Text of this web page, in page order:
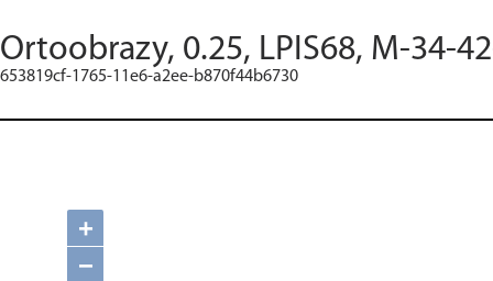
Ortoobrazy, 0.25, LPIS68, M-34-
653819cf-1765-11e6-a2ee-b870f44b6730
+
−